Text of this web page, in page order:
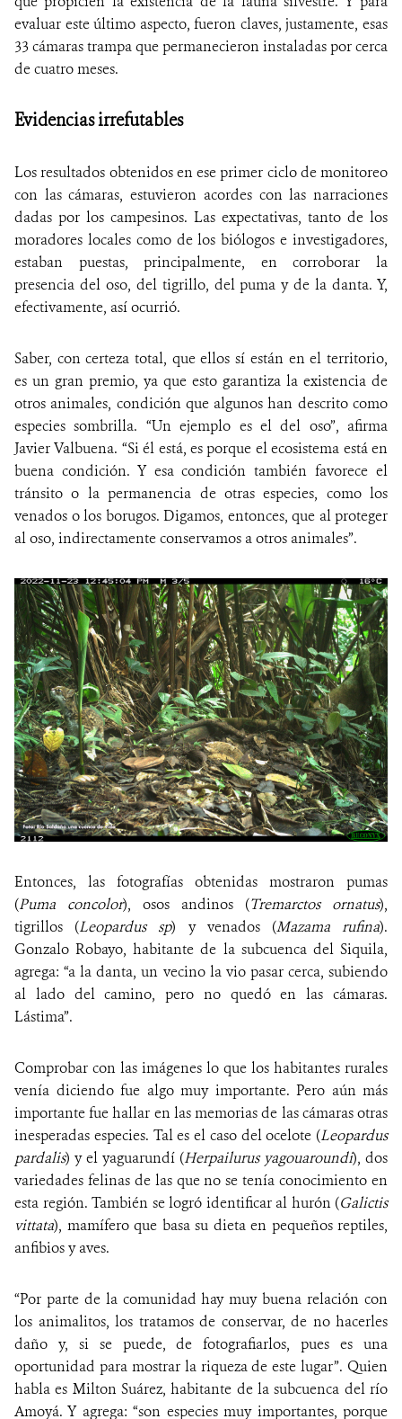
evaluar este último aspecto, fueron claves, justamente, esas
33 cámaras trampa que permanecieron instaladas por cerca
de cuatro meses.
Evidencias irrefutables
Los resultados obtenidos en ese primer ciclo de monitoreo
con las cámaras, estuvieron acordes con las narraciones
dadas por los campesinos. Las expectativas, tanto de los
moradores locales como de los biólogos e investigadores,
estaban puestas, principalmente, en corroborar la
presencia del oso, del tigrillo, del puma y de la danta. Y,
efectivamente, así ocurrió.
Saber, con certeza total, que ellos sí están en el territorio,
es un gran premio, ya que esto garantiza la existencia de
otros animales, condición que algunos han descrito como
especies sombrilla. “Un ejemplo es el del oso”, afirma
Javier Valbuena. “Si él está, es porque el ecosistema está en
buena condición. Y esa condición también favorece el
tránsito o la permanencia de otras especies, como los
venados o los borugos. Digamos, entonces, que al proteger
al oso, indirectamente conservamos a otros animales”.
Entonces, las fotografías obtenidas mostraron pumas
(Puma concolor), osos andinos (Tremarctos ornatus),
tigrillos (Leopardus sp) y venados (Mazama rufina).
Gonzalo Robayo, habitante de la subcuenca del Siquila,
agrega: “a la danta, un vecino la vio pasar cerca, subiendo
al lado del camino, pero no quedó en las cámaras.
Lástima”.
Comprobar con las imágenes lo que los habitantes rurales
venía diciendo fue algo muy importante. Pero aún más
importante fue hallar en las memorias de las cámaras otras
inesperadas especies. Tal es el caso del ocelote (Leopardus
pardalis) y el yaguarundí (Herpailurus yagouaroundi), dos
variedades felinas de las que no se tenía conocimiento en
esta región. También se logró identificar al hurón (Galictis
vittata), mamífero que basa su dieta en pequeños reptiles,
anfibios y aves.
“Por parte de la comunidad hay muy buena relación con
los animalitos, los tratamos de conservar, de no hacerles
daño y, si se puede, de fotografiarlos, pues es una
oportunidad para mostrar la riqueza de este lugar”. Quien
habla es Milton Suárez, habitante de la subcuenca del río
Amoyá. Y agrega: “son especies muy importantes, porque